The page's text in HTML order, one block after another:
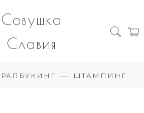
Совушка
Славия
ШТАМПИНГ